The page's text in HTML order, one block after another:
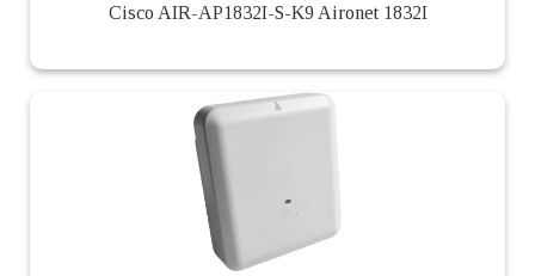
Cisco AIR-AP1832I-S-K9 Aironet 1832I